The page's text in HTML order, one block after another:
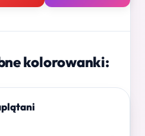
kolorowanki: